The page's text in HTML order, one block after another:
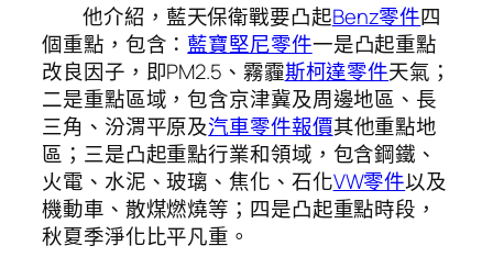
他介紹，藍天保衛戰要凸起Benz零件四
個重點，包含： 藍寶堅尼零件一是凸起重點
改良因子，即PM2.5、霧霾斯柯達零件天氣；
二是重點區域，包含京津冀及周邊地區、長
三角、汾渭平原及汽車零件報價其他重點地
區；三是凸起重點行業和領域，包含鋼鐵、
火電、水泥、玻璃、焦化、石化VW零件以及
機動車、散煤燃燒等；四是凸起重點時段，
秋夏季淨化比平凡重。